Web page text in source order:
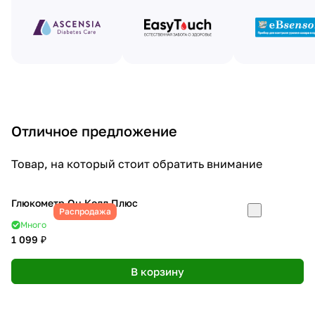
Отличное предложение
Товар, на который стоит обратить внимание
Глюкометр Он Колл Плюс
Много
Распродажа
1 099 ₽
В корзину